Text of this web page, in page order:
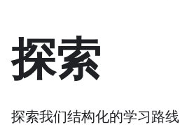
探索
探索我们结构化的学习路